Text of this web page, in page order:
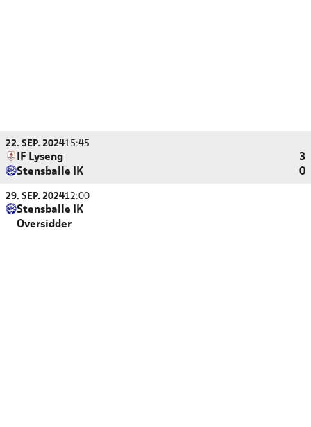
22. SEP. 202415:45
IF Lyseng
3
Stensballe IK
0
29. SEP. 202412:00
Stensballe IK
Oversidder